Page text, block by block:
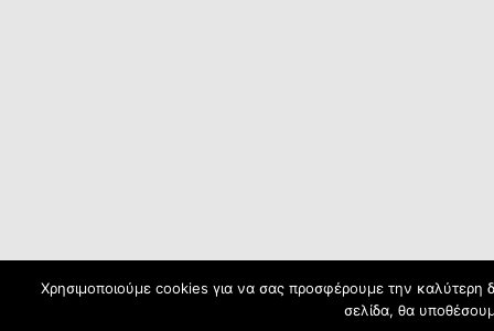
Χρησιμοποιούμε cookies για να σας προσφέρουμε την καλύτερη
σελίδα, θα